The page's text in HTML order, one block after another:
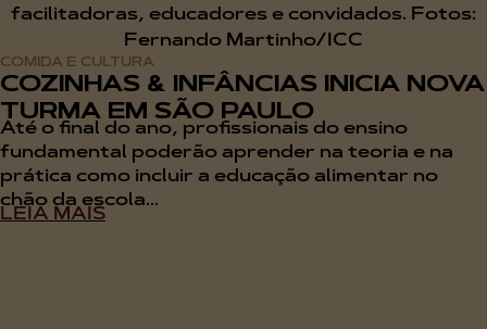
COMIDA E CULTURA
COZINHAS & INFÂNCIAS INICIA NOVA
TURMA EM SÃO PAULO
Até o final do ano, profissionais do ensino
fundamental poderão aprender na teoria e na
prática como incluir a educação alimentar no
chão da escola...
LEIA MAIS